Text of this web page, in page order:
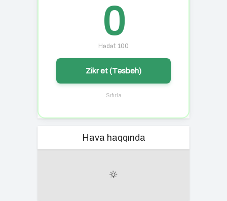
0
Hədəf: 100
Zikr et (Təsbeh)
Sıfırla
Hava haqqında